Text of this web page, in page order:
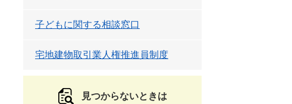
子どもに関する相談窓口
宅地建物取引業人権推進員制度
見つからないときは